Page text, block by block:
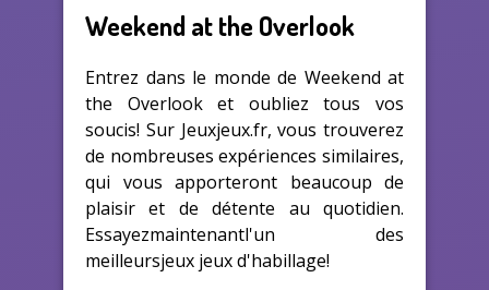
Weekend at the Overlook
Entrez dans le monde de Weekend at
the Overlook et oubliez tous vos
soucis! Sur Jeuxjeux.fr, vous trouverez
de nombreuses expériences similaires,
qui vous apporteront beaucoup de
plaisir et de détente au quotidien.
Essayezmaintenantl'un des
meilleursjeux jeux d'habillage!